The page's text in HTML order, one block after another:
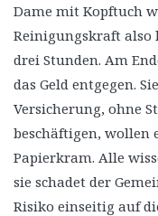
Dame mit Kopftuch
Reinigungskraft also
drei Stunden. Am
das Geld entgegen.
Versicherung, ohne
beschäftigen, wollen
Papierkram. Alle
sie schadet der
Risiko einseitig auf